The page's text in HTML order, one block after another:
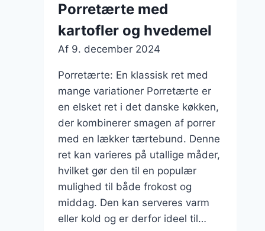
Porretærte med
kartofler og hvedemel
Af 9. december 2024
Porretærte: En klassisk ret med
mange variationer Porretærte er
en elsket ret i det danske køkken,
der kombinerer smagen af porrer
med en lækker tærtebund. Denne
ret kan varieres på utallige måder,
hvilket gør den til en populær
mulighed til både frokost og
middag. Den kan serveres varm
eller kold og er derfor ideel til…